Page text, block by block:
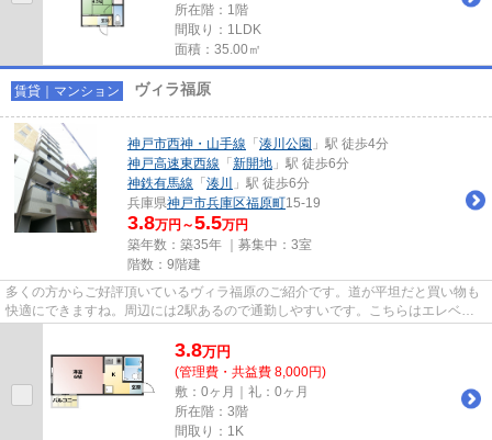
所在階：1階
間取り：1LDK
面積：35.00㎡
賃貸｜マンション ヴィラ福原
神戸市西神・山手線 「 湊川公園 」駅 徒歩4分
神戸高速東西線 「 新開地 」駅 徒歩6分
神鉄有馬線 「 湊川
」駅 徒歩6分
兵庫県神戸市兵庫区福原町15-19
3.8万円～5.5万円
築年数：築35年 ｜募集中： 3室
階数：9階建
多くの方からご好評頂いているヴィラ福原のご紹介です。道が平坦だと買い物も
快適にできますね。周辺には2駅あるので通勤しやすいです。こちらはエレベー
3.8万円
(管理費・共益費 8,000円)
敷：0ヶ月｜礼：0ヶ月
所在階：3階
間取り：1K